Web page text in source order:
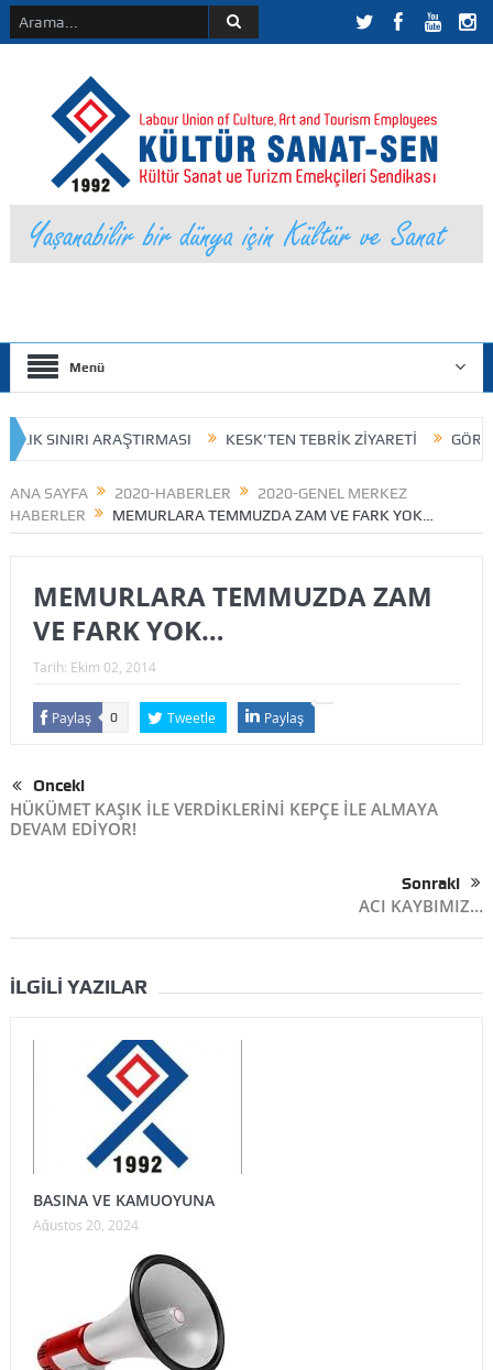
Menü
SINIRI ARAŞTIRMASI KESK’TEN TEBRİK ZİYARETİ GÖREV
ANA SAYFA 2020-HABERLER
2020-GENEL MERKEZ
HABERLER
MEMURLARA TEMMUZDA ZAM VE FARK YOK…
MEMURLARA TEMMUZDA ZAM
VE FARK YOK…
Tarih: Ekim 02, 2014
Paylaş 0 Tweetle Paylaş
Önceki
HÜKÜMET KAŞIK İLE VERDİKLERİNİ KEPÇE İLE ALMAYA
DEVAM EDİYOR!
Sonraki
ACI KAYBIMIZ…
İLGILI YAZILAR
BASINA VE KAMUOYUNA
Ağustos 20, 2024